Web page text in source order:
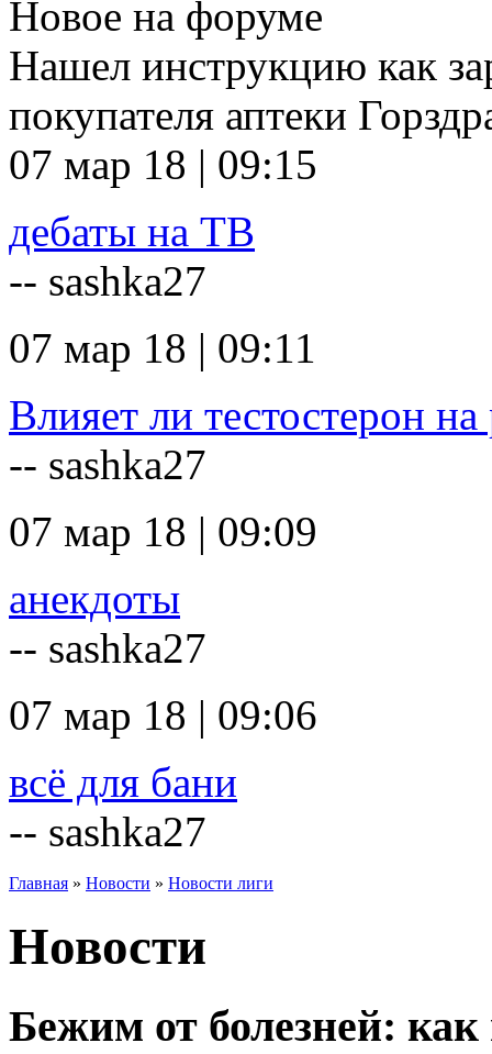
Новое на форуме
Нашел инструкцию как
покупателя аптеки
07 мар 18 | 09:15
дебаты на ТВ
-- sashka27
07 мар 18 | 09:11
Влияет ли тестостерон на
-- sashka27
07 мар 18 | 09:09
анекдоты
-- sashka27
07 мар 18 | 09:06
всё для бани
-- sashka27
Главная » Новости » Новости лиги
Новости
Бежим от болезней: как